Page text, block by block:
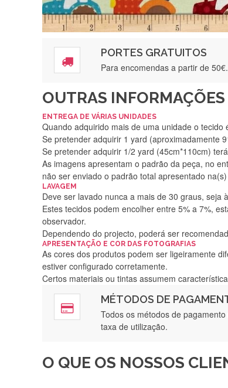
PORTES GRATUITOS
Para encomendas a partir de 50€.
OUTRAS INFORMAÇÕES
ENTREGA DE VÁRIAS UNIDADES
Quando adquirido mais de uma unidade o tecido
Se pretender adquirir 1 yard (aproximadamente
Se pretender adquirir 1/2 yard (45cm*110cm)
As imagens apresentam o padrão da peça, no
não ser enviado o padrão total apresentado
LAVAGEM
Deve ser lavado nunca a mais de 30 graus, seja
Estes tecidos podem encolher entre 5% a 7%,
observador.
Dependendo do projecto, poderá ser
APRESENTAÇÃO E COR DAS FOTOGRAFIAS
As cores dos produtos podem ser ligeiramente
estiver configurado corretamente.
Certos materiais ou tintas assumem
MÉTODOS DE
Todos os métodos de pagamento
taxa de utilização.
O QUE OS NOSSOSRecebi a minha